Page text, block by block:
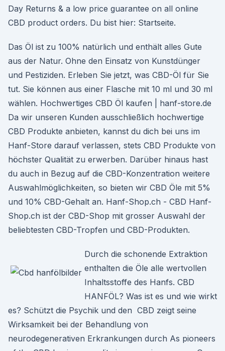
Day Returns & a low price guarantee on all online
CBD product orders. Du bist hier: Startseite.
Das Öl ist zu 100% natürlich und enthält alles Gute
aus der Natur. Ohne den Einsatz von Kunstdünger
und Pestiziden. Erleben Sie jetzt, was CBD-Öl für Sie
tut. Sie können aus einer Flasche mit 10 ml und 30 ml
wählen. Hochwertiges CBD Öl kaufen | hanf-store.de
Da wir unseren Kunden ausschließlich hochwertige
CBD Produkte anbieten, kannst du dich bei uns im
Hanf-Store darauf verlassen, stets CBD Produkte von
höchster Qualität zu erwerben. Darüber hinaus hast
du auch in Bezug auf die CBD-Konzentration weitere
Auswahlmöglichkeiten, so bieten wir CBD Öle mit 5%
und 10% CBD-Gehalt an. Hanf-Shop.ch - CBD Hanf-
Shop.ch ist der CBD-Shop mit grosser Auswahl der
beliebtesten CBD-Tropfen und CBD-Produkten.
Durch die schonende Extraktion
enthalten die Öle alle wertvollen
Inhaltsstoffe des Hanfs. CBD
HANFÖL? Was ist es und wie wirkt
es? Schützt die Psychik und den CBD zeigt seine
Wirksamkeit bei der Behandlung von
neurodegenerativen Erkrankungen durch As pioneers